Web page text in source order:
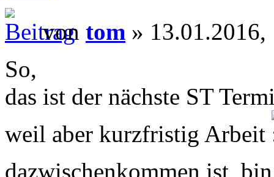
von tom » 13.01.2016,
So,
das ist der nächste ST
weil aber kurzfristig Arbeit
dazwischenkommen ist,